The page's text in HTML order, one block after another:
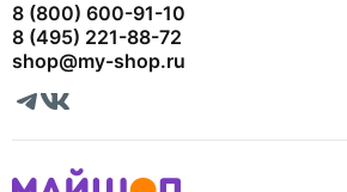
8 (800) 600-91-10
8 (495) 221-88-72
shop@my-shop.ru